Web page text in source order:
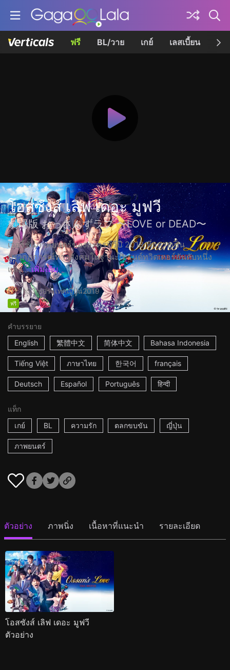
ฟรี BL/วาย เกย์ เลสเบี้ยน เค
โอสซังส์ เลิฟ เดอะ มูฟวี
劇場版 おっさんずラブ 〜LOVE or DEAD〜
เวอร์ชั่นภาพยนตร์ของละครทีวีปี 2018 ที่กลายเป็น
ปรากฏการณ์ทางสังคมในฐานะเทรนด์ทวิตเตอร์อันดับหนึ่ง
และ... เพิ่มเติม
1h53mประเทศญี่ปุ่น2019
ฟรี
คำบรรยาย
English
繁體中文 简体中文 Bahasa Indonesia
Tiếng Việt ภาษาไทย 한국어 français
Deutsch Español Português हिन्दी
แท็ก
เกย์
BL ความรัก ตลกขบขัน ญี่ปุ่น
ภาพยนตร์
ตัวอย่าง ภาพนิ่ง เนื้อหาที่แนะนำ รายละเอียด
โอสซังส์ เลิฟ เดอะ มูฟวี
ตัวอย่าง